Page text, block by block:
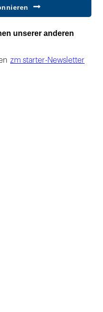
unserer anderen
zm starter-Newsletter